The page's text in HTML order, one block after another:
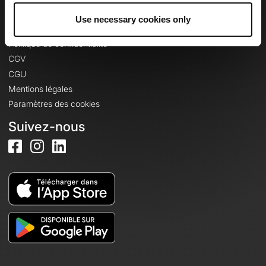
Use necessary cookies only
Informations légales
Politique de confidentialité
CGV
CGU
Mentions légales
Paramètres des cookies
Suivez-nous